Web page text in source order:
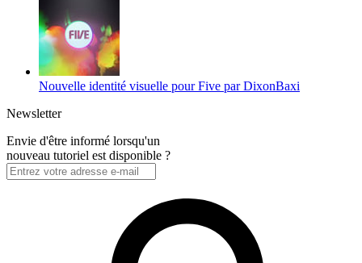
Nouvelle identité visuelle pour Five par DixonBaxi
Newsletter
Envie d'être informé lorsqu'un
nouveau tutoriel est disponible ?